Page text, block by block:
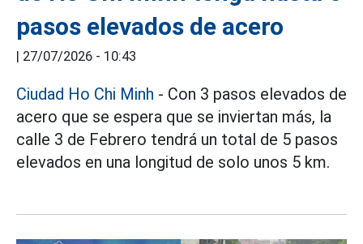
pasos elevados de acero
| 27/07/2026 - 10:43
Ciudad Ho Chi Minh - Con 3 pasos elevados de
acero que se espera que se inviertan más, la
calle 3 de Febrero tendrá un total de 5 pasos
elevados en una longitud de solo unos 5 km.